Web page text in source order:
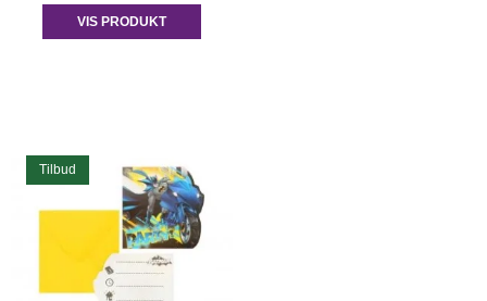
VIS PRODUKT
Tilbud